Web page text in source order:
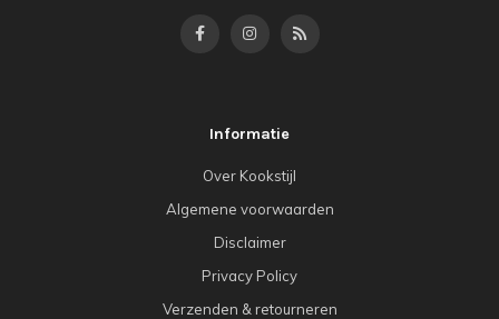
Informatie
Over Kookstijl
Algemene voorwaarden
Disclaimer
Privacy Policy
Verzenden & retourneren